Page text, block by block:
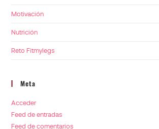
Motivación
Nutrición
Reto Fitmylegs
Meta
Acceder
Feed de entradas
Feed de comentarios